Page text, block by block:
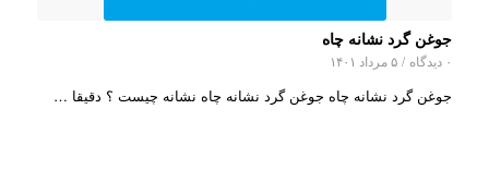
جوغن گرد نشانه چاه
۰ دیدگاه / ۵ مرداد ۱۴۰۱
جوغن گرد نشانه چاه جوغن گرد نشانه چاه نشانه چیست ؟ دقیقا …